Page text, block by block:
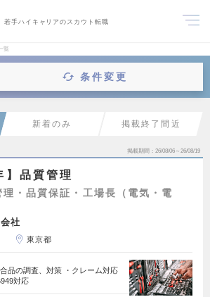
若手ハイキャリアのスカウト転職
覧
条件変更
新着のみ 掲載終了間近
掲載期間 26/08/06～26/08/19
】品質管理
・品質保証・工場長（電気・電
社
東京都
品の調査、対策 ・クレーム対応
対応